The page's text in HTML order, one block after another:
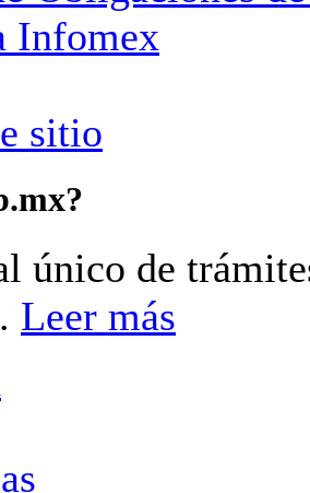
Infomex
sitio
único de
Leer más